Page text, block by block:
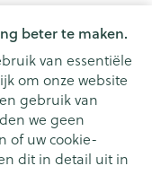
beter te maken.
van essentiële
om onze website
gebruik van
we geen
of uw cookie-
dit in detail uit in